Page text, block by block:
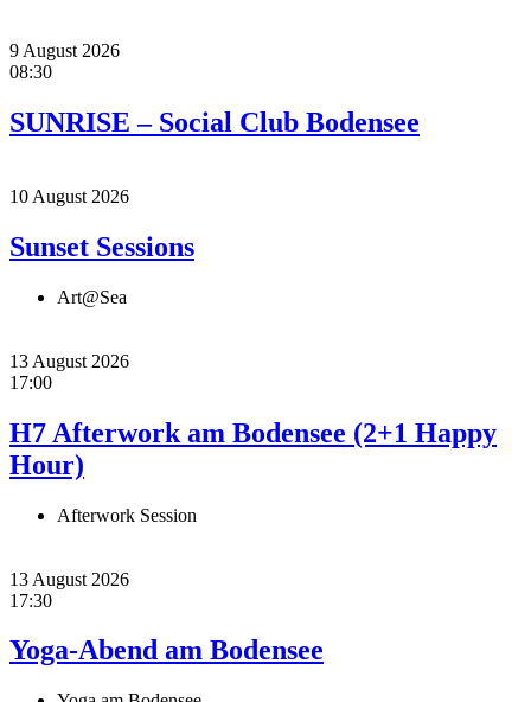
9 August 2026
08:30
SUNRISE – Social Club Bodensee
10 August 2026
Sunset Sessions
Art@Sea
13 August 2026
17:00
H7 Afterwork am Bodensee (2+1 Happy
Hour)
Afterwork Session
13 August 2026
17:30
Yoga-Abend am Bodensee